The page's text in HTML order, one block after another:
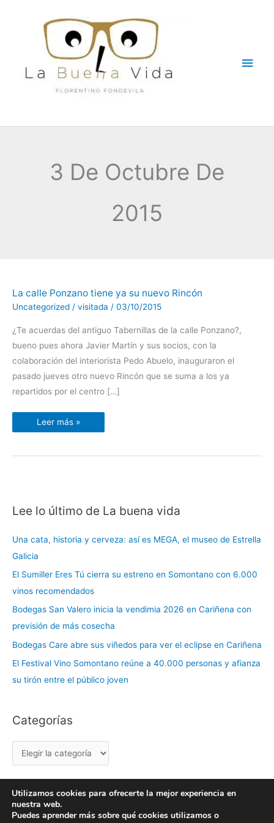
3 De Octubre De
2015
La calle Ponzano tiene ya su nuevo Rincón
Uncategorized / visitada / 03/10/2015
¿Te acuerdas del antiguo Tabernillas de la calle Ponzano?,
bueno pues ahora Javier Martín y sus socios, con la
colaboración del interiorista Pedo Abuelo, inauguraron el
pasado jueves otro nuevo Rincón que se suma a los ya
repartidos por el centro […]
La
calle
Ponzano
tiene
su
Rincón
Leer más »
Lee lo último de La buena vida
Una cata, historia y cerveza: así es MEGA, el museo de Estrella
Galicia
El Sumiller Eres Tú cierra su estreno en Somontano con 6.000
vinos recomendados
Bodegas San Valero inicia la vendimia 2026 en Cariñena con
previsión de más cosecha
Bodegas Care abre sus viñedos para ver el eclipse en Cariñena
El Festival Vino Somontano reúne a 40.000 personas y afianza
su tirón entre el público joven
Categorías
C
t
e
g
o
r
í
a
s
Copyright © 2026 labuenavidaenzaragoza.com
Sitio web protegido porMantenimiento web Zaragoza
Utilizamos cookies para ofrecerte la mejor experiencia en
nuestra web.
Puedes aprender más sobre qué cookies utilizamos o